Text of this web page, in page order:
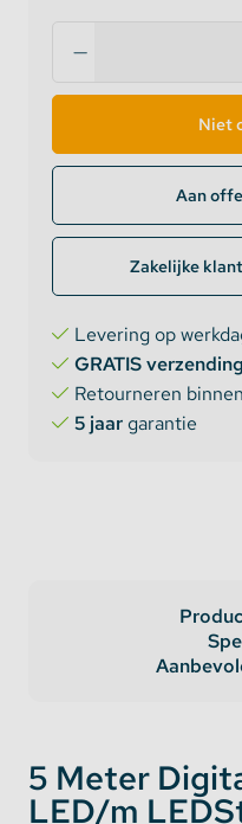
Niet
Aan
Zakelijke
Levering op
GRATIS verzending
Retourneren binnen
5 jaargarantie
5 Meter
LED/m